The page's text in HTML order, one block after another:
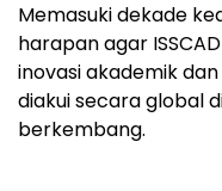
Memasuki dekade
harapan agar
inovasi akademik
diakui secara global
berkembang.